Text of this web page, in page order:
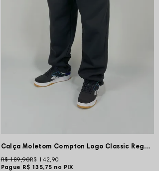
Calça Moletom Compton Logo Classic Regulagem Barra - Preta
Pague R$ 135,75 no PIX
R$ 189,90R$ 142,90